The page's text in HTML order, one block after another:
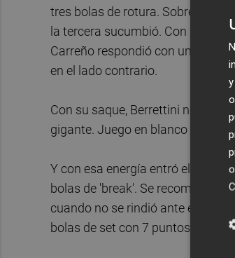
tres bolas de rotura. Sobrevivió
la tercera sucumbió. Con mala
Carreño respondió con un revés
en el lado contrario.
Con su saque, Berrettini no
gigante. Juego en blanco e Italia
Y con esa energía entró el
bolas de 'break'. Se recompuso
cuando no se rindió ante el
bolas de set con 7 puntos